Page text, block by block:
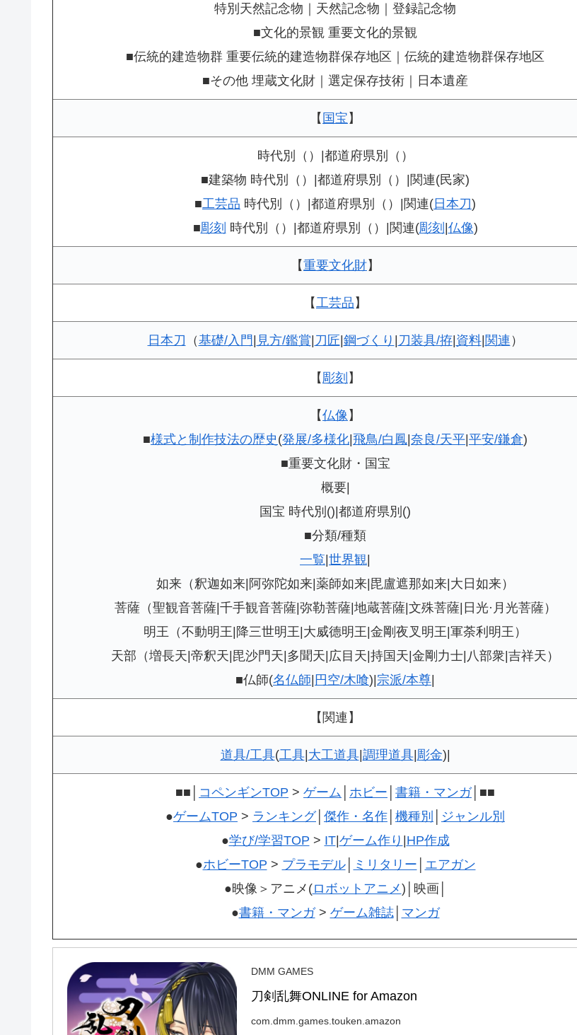
特別天然記念物｜天然記念物｜登録記念物
■文化的景観 重要文化的景観
■伝統的建造物群 重要伝統的建造物群保存地区｜伝統的建造物群保存地区
■その他 埋蔵文化財｜選定保存技術｜日本遺産
【 国宝 】
時代別（）|都道府県別（）
■建築物 時代別（）|都道府県別（）|関連(民家)
■工芸品 時代別（）|都道府県別（）|関連(日本刀)
■彫刻 時代別（）|都道府県別（）|関連(彫刻 |仏像)
【重要文化財】
【 工芸品 】
日本刀 （基礎/入門 | 見方/鑑賞| 刀匠|鋼づくり | 刀装具/拵|資料| 関連 ）
【 彫刻 】
【仏像 】
■様式と制作技法の歴史 (発展/多様化|飛鳥/白鳳|奈良/天平|平安/鎌倉)
■重要文化財・国宝
概要|
国宝 時代別()|都道府県別()
■分類/種類
一覧|世界観|
如来（釈迦如来|阿弥陀如来|薬師如来|毘盧遮那如来|大日如来）
菩薩（聖観音菩薩|千手観音菩薩|弥勒菩薩|地蔵菩薩|文殊菩薩|日光·月光菩薩）
明王（不動明王|降三世明王|大威德明王|金剛夜叉明王|軍荼利明王）
天部（増長天|帝釈天|毘沙門天|多聞天|広目天|持国天|金剛力士|八部衆|吉祥天）
■仏師(名仏師| 円空/木喰)|宗派/本尊|
【関連】
道具/工具(工具|大工道具|調理道具|彫金)|
■■│ コペンギンTOP > ゲーム ホビー 書籍・マンガ│■■
●ゲームTOP > ランキング│ 傑作・名作 機種別
ジャンル別
●学び/学習TOP > IT|ゲーム作り |HP作成
●ホビーTOP > プラモデル│ ミリタリー
エアガン
●映像＞アニメ(ロボットアニメ)│映画│
●書籍・マンガ> ゲーム雑誌│ マンガ
DMM GAMES
刀剣乱舞ONLINE for Amazon
com.dmm.games.touken.amazon